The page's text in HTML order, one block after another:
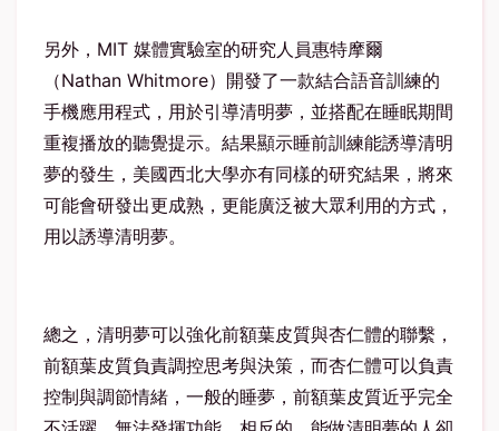
另外，MIT 媒體實驗室的研究人員惠特摩爾
（Nathan Whitmore）開發了一款結合語音訓練的
手機應用程式，用於引導清明夢，並搭配在睡眠期間
重複播放的聽覺提示。結果顯示睡前訓練能誘導清明
夢的發生，美國西北大學亦有同樣的研究結果，將來
可能會研發出更成熟，更能廣泛被大眾利用的方式，
用以誘導清明夢。
總之，清明夢可以強化前額葉皮質與杏仁體的聯繫，
前額葉皮質負責調控思考與決策，而杏仁體可以負責
控制與調節情緒，一般的睡夢，前額葉皮質近乎完全